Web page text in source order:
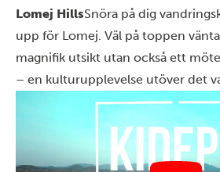
Lomej HillsSnöra på dig
upp för Lomej. Väl på toppen
magnifik utsikt utan också ett
– en kulturupplevelse utöver det